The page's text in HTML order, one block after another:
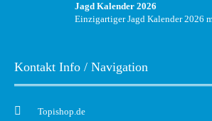
Jagd Kalender 2026
Einzigartiger Jagd Kalender 2026
Kontakt Info / Navigation
Topishop.de